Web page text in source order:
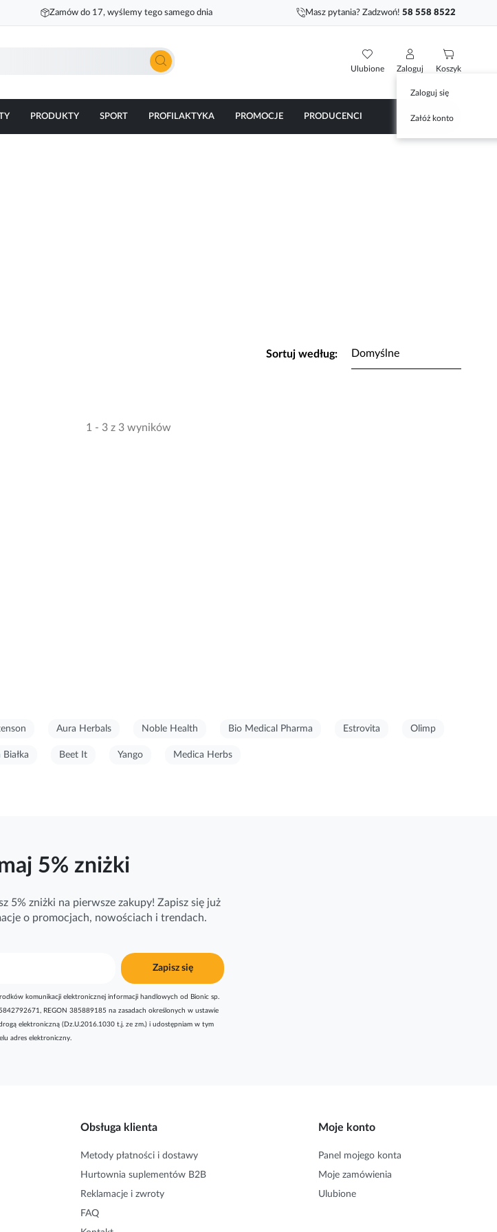
Zamów do 17, wyślemy tego samego dnia Masz pytania? Zadzwoń! 58 558 8522
Szukaj
Ulubione
Zaloguj
Zaloguj się
Załóż konto
Koszyk
PRODUKTY SPORT PROFILAKTYKA PROMOCJE PRODUCENCI
Sortuj według:
1 - 3 z 3 wyników
Aura Herbals Noble Health Bio Medical Pharma Estrovita Olimp
Białka Beet It Yango Medica Herbs
5% zniżki
5% zniżki na pierwsze zakupy! Zapisz się już
o promocjach, nowościach i trendach.
Zapisz się
komunikacji elektronicznej informacji handlowych od Bionic sp.
REGON 385889185 na zasadach określonych w ustawie
elektroniczną (Dz.U.2016.1030 t.j. ze zm.) i udostępniam w tym
adres elektroniczny.
Obsługa klienta
Metody płatności i dostawy
Hurtownia suplementów B2B
Reklamacje i zwroty
FAQ
Moje konto
Panel mojego konta
Moje zamówienia
Ulubione